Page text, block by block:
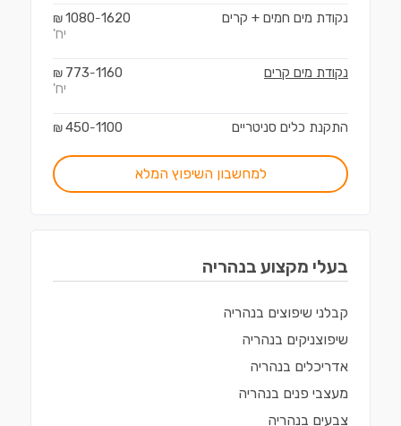
נקודת מים חמים + קרים 1080-1620
₪
יח'
נקודת מים קרים 773-1160
₪
יח'
התקנת כלים סניטריים 450-1100
₪
למחשבון השיפוץ המלא
בעלי מקצוע בנהריה
קבלני שיפוצים בנהריה
שיפוצניקים בנהריה
אדריכלים בנהריה
מעצבי פנים בנהריה
צבעים בנהריה